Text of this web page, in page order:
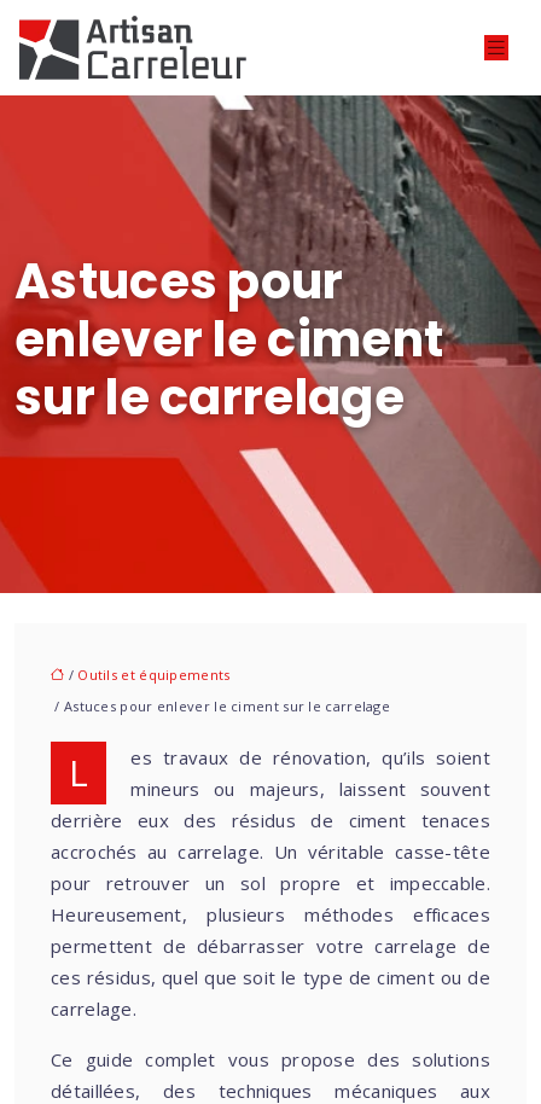
Astuces pour
enlever le ciment
sur le carrelage
/ Outils et équipements
/ Astuces pour enlever le ciment sur le carrelage
Les travaux de rénovation, qu’ils soient
mineurs ou majeurs, laissent souvent
derrière eux des résidus de ciment tenaces
accrochés au carrelage. Un véritable casse-tête
pour retrouver un sol propre et impeccable.
Heureusement, plusieurs méthodes efficaces
permettent de débarrasser votre carrelage de
ces résidus, quel que soit le type de ciment ou de
carrelage.
Ce guide complet vous propose des solutions
détaillées, des techniques mécaniques aux